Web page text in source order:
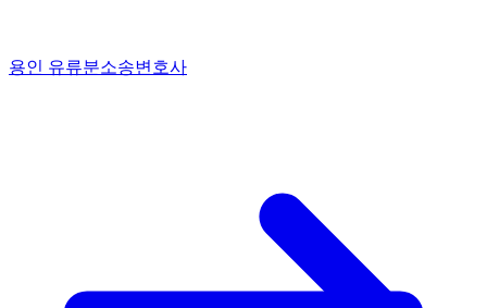
용인 유류분소송변호사